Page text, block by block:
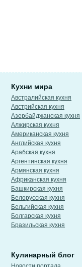
Кухни мира
Австралийская кухня
Австрийская кухня
Азербайджанская кухня
Алжирская кухня
Американская кухня
Английская кухня
Арабская кухня
Аргентинская кухня
Армянская кухня
Африканская кухня
Башкирская кухня
Белорусская кухня
Бельгийская кухня
Болгарская кухня
Бразильская кухня
Кулинарный блог